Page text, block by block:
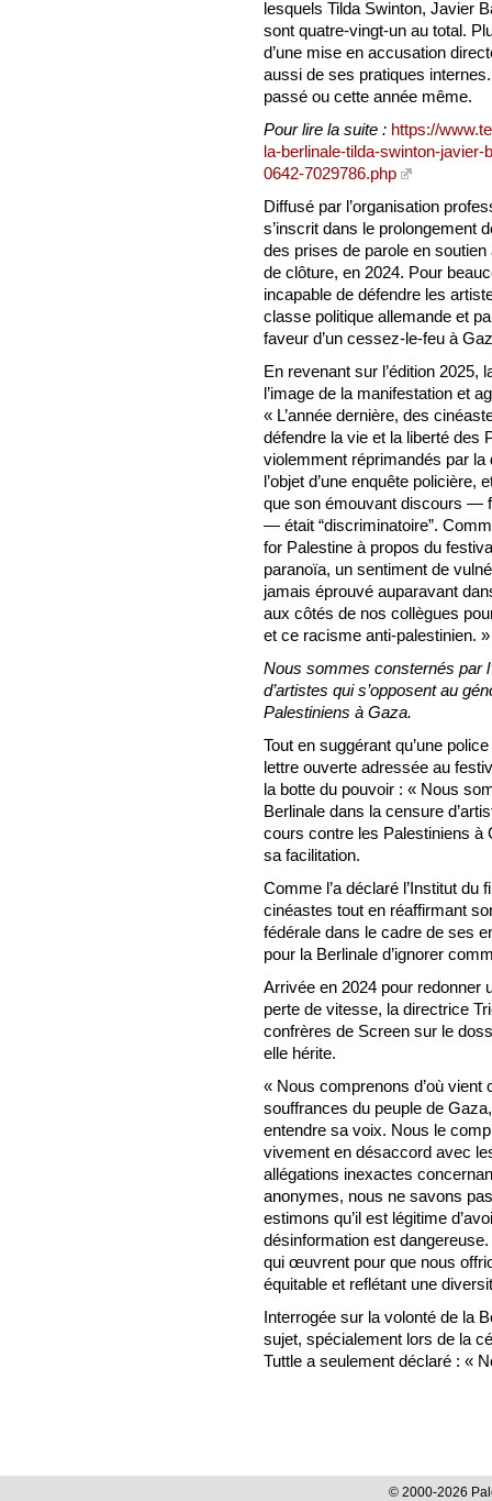
lesquels Tilda Swinton, Javier
sont quatre-vingt-un au total.
d’une mise en accusation
aussi de ses pratiques
passé ou cette année même.
Pour lire la suite : https://
la-berlinale-tilda-swinton-
0642-7029786.php
Diffusé par l’organisation
s’inscrit dans le prolongement
des prises de parole en
de clôture, en 2024. Pour
incapable de défendre les
classe politique allemande et
faveur d’un cessez-le-feu à
En revenant sur l’édition 2025,
l’image de la manifestation et
« L’année dernière, des
défendre la vie et la liberté des
violemment réprimandés par la
l’objet d’une enquête
que son émouvant discours —
— était “discriminatoire”.
for Palestine à propos du
paranoïa, un sentiment de
jamais éprouvé auparavant
aux côtés de nos collègues
et ce racisme anti-palestinien. »
Nous sommes consternés par
d’artistes qui s’opposent au
Palestiniens à Gaza.
Tout en suggérant qu’une
lettre ouverte adressée au
la botte du pouvoir : « Nous
Berlinale dans la censure
cours contre les Palestiniens à
sa facilitation.
Comme l’a déclaré l’Institut du
cinéastes tout en réaffirmant
fédérale dans le cadre de ses
pour la Berlinale d’ignorer
Arrivée en 2024 pour redonner
perte de vitesse, la directrice
confrères de Screen sur le
elle hérite.
« Nous comprenons d’où
souffrances du peuple de
entendre sa voix. Nous le
vivement en désaccord avec
allégations inexactes
anonymes, nous ne savons
estimons qu’il est légitime
désinformation est
qui œuvrent pour que nous
équitable et reflétant une
Interrogée sur la volonté de la
sujet, spécialement lors de la
Tuttle a seulement déclaré : «
© 2000-2026